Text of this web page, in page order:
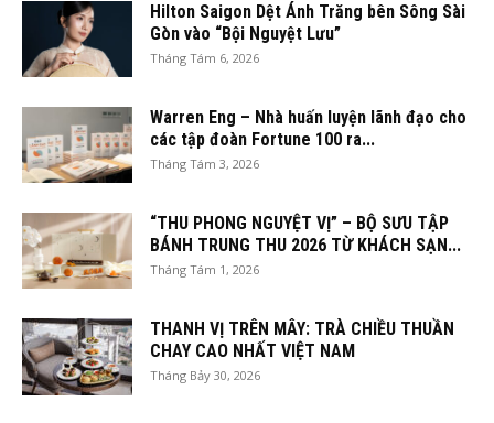
Hilton Saigon Dệt Ánh Trăng bên Sông Sài
Gòn vào “Bội Nguyệt Lưu”
Tháng Tám 6, 2026
Warren Eng – Nhà huấn luyện lãnh đạo cho
các tập đoàn Fortune 100 ra...
Tháng Tám 3, 2026
“THU PHONG NGUYỆT VỊ” – BỘ SƯU TẬP
BÁNH TRUNG THU 2026 TỪ KHÁCH SẠN...
Tháng Tám 1, 2026
THANH VỊ TRÊN MÂY: TRÀ CHIỀU THUẦN
CHAY CAO NHẤT VIỆT NAM
Tháng Bảy 30, 2026